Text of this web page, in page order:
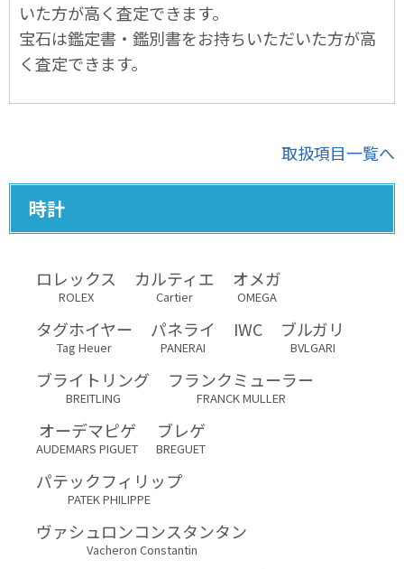
いた方が高く査定できます。
宝石は鑑定書・鑑別書をお持ちいただいた方が高
く査定できます。
取扱項目一覧へ
時計
ロレックス
ROLEX
カルティエ
Cartier
オメガ
OMEGA
タグホイヤー
Tag Heuer
パネライ
PANERAI
IWC ブルガリ
BVLGARI
ブライトリング
BREITLING
フランクミューラー
FRANCK MULLER
オーデマピゲ
AUDEMARS PIGUET
ブレゲ
BREGUET
パテックフィリップ
PATEK PHILIPPE
ヴァシュロンコンスタンタン
Vacheron Constantin